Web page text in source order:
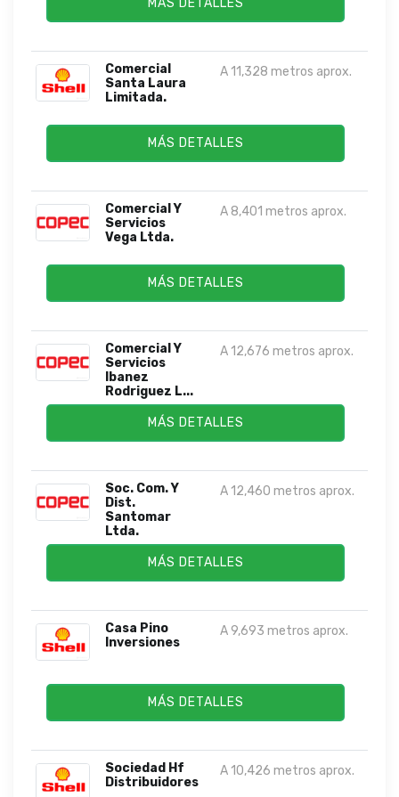
MÁS DETALLES
Comercial
Santa Laura
Limitada.
A 11,328 metros aprox.
MÁS DETALLES
Comercial Y
Servicios
Vega Ltda.
A 8,401 metros aprox.
MÁS DETALLES
Comercial Y
Servicios
Ibanez
Rodriguez L...
A 12,676 metros aprox.
MÁS DETALLES
Soc. Com. Y
Dist.
Santomar
Ltda.
A 12,460 metros aprox.
MÁS DETALLES
Casa Pino
Inversiones
A 9,693 metros aprox.
MÁS DETALLES
Sociedad Hf
Distribuidores
A 10,426 metros aprox.